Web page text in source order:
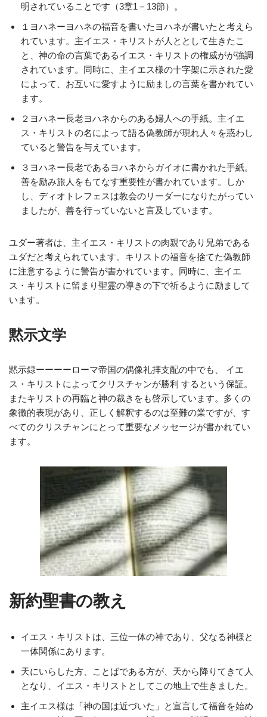
明されていることです（3章1－13節）。
１ヨハネーヨハネの福音を書いたヨハネが書いたと考えら
れています。主イエス・キリストが人ととして生きたこ
と、神の命の言葉であるイエス・キリストの権威がが強調
されています。同時に、主イエス様の十字架に示された愛
によって、お互いに愛すように励ましの言葉を書かれてい
ます。
２ヨハネー長老ヨハネからのある婦人への手紙。主イエ
ス・キリストの名によって語る偽教師が現れ人々を惑わし
ていると警告を与えています。
３ヨハネー長老であるヨハネからガイオに書かれた手紙。
善を励み旅人をもてなす重要性が書かれています。しか
し、ディオトレフェスは教会のリーダーになりたがってい
ましたが、善を行っていないと言及しています。
ユダー著者は、主イエス・キリストの肉親であり兄弟である
ユダだと考えられています。キリストの福音を捨てた偽教師
に注意するように警告が書かれています。同時に、主イエ
ス・キリストに留まり聖霊の導きの下で祈るように励まして
います。
黙示文学
黙示録ーーーーローマ帝国の偶像礼拝支配の中でも、 イエ
ス・キリストによってクリスチャンが勝利 するという保証。
またキリストの再臨と神の裁きをも啓示しています。多くの
象徴的表現があり、正しく解釈するのは至難の業ですが、す
べてのクリスチャンにとって重要なメッセージが書かれてい
ます。
新約聖書の教え
イエス・キリストは、三位一体の神であり、父なる神様と
一体関係にあります。
天にいらした方、ことばである方が、天から降りてきて人
となり、イエス・キリストとしてこの地上で生きました。
主イエス様は「神の国は近づいた」と宣言して福音を始め